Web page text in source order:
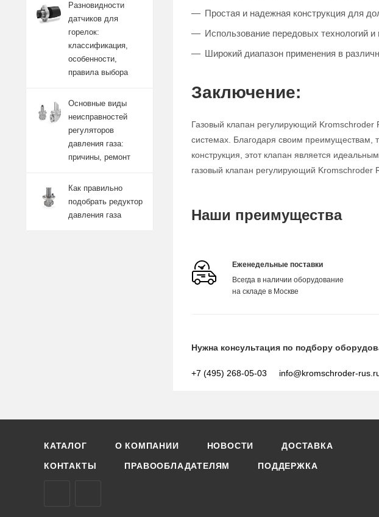
Простая и надежная конструкция для
Использование передовых технологий
Широкий диапазон применения в
Заключение:
Газовый клапан регулирующий
системах. Благодаря своим преимуществам,
конструкция, этот клапан является
газовый клапан регулирующий Kromschroder
Наши преимущества
Еженедельные поставки
Всегда в наличии оборудование
на складе в Москве
Нужна консультация по подбору
+7 (495) 268-05-03 info@kromschroder-
Разновидности
датчиков для
горелок:
классификация,
особенности,
правила выбора
Основные виды
неисправностей
регуляторов
давления газа:
причины, ремонт
Как правильно
подобрать редуктор
давления газа
КАТАЛОГ О КОМПАНИИ НОВОСТИ ДОСТАВКА
КОНТАКТЫ ПРАВООБЛАДАТЕЛЯМ ПОДДЕРЖКА